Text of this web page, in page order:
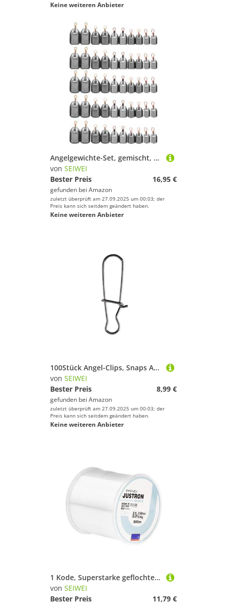
Keine weiteren Anbieter
Angelgewichte-Set, gemischt, 8 Größen, Meeresangeln, Eisen, Senker, Angelzubehör, für Salzwasser, Süßwasser, 50 Stück
von SEIWEI
Bester Preis
16,95 €
gefunden bei Amazon
zuletzt überprüft am 27.09.2025 um 00:03; der
Preis kann sich seitdem geändert haben.
Keine weiteren Anbieter
100Stück Angel-Clips, Snaps Angeln Angelzubehör Forelle Karabiner Angeln Snaps Spoons Forelle Angel Karabiner für Köder Wirbel & Leitungsverbinder, 0#
von SEIWEI
Bester Preis
8,99 €
gefunden bei Amazon
zuletzt überprüft am 27.09.2025 um 00:03; der
Preis kann sich seitdem geändert haben.
Keine weiteren Anbieter
1 Kode, Superstarke geflochtene Angelschnur, Vorfach aus Edelstahl, dehnungsfrei, für Angelanfänger
von SEIWEI
Bester Preis
11,79 €